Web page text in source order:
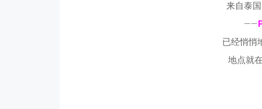
来自泰
——
已经悄悄
地点就